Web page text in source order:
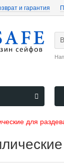
и гарантия
для